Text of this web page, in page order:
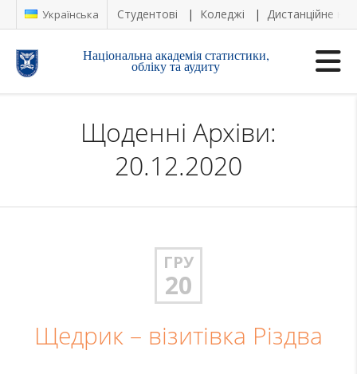
Українська Студентові Коледжі Дистанційне
Національна академія статистики,
обліку та аудиту
Щоденні Архіви:
20.12.2020
ГРУ
20
Щедрик – візитівка Різдва